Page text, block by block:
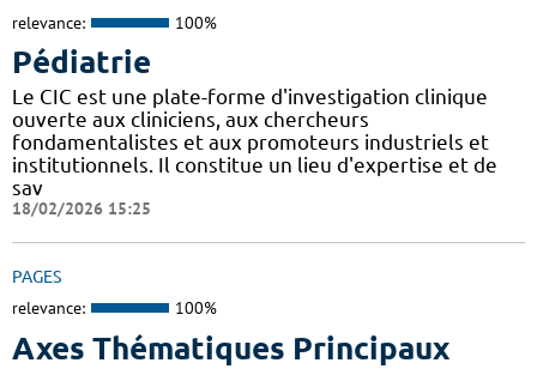
relevance: 100%
Pédiatrie
Le CIC est une plate-forme d'investigation clinique
ouverte aux cliniciens, aux chercheurs
fondamentalistes et aux promoteurs industriels et
institutionnels. Il constitue un lieu d'expertise et de
sav
18/02/2026 15:25
PAGES
relevance: 100%
Axes Thématiques Principaux